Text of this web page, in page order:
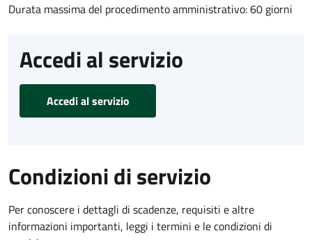
Durata massima del procedimento amministrativo: 60 giorni
Accedi al servizio
Accedi al servizio
Condizioni di servizio
Per conoscere i dettagli di scadenze, requisiti e altre
informazioni importanti, leggi i termini e le condizioni di